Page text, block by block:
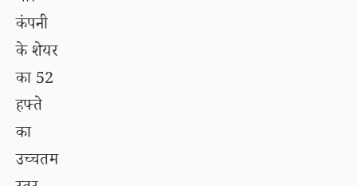
कंपनी
के शेयर
का 52
हफ्ते
का
उच्चतम